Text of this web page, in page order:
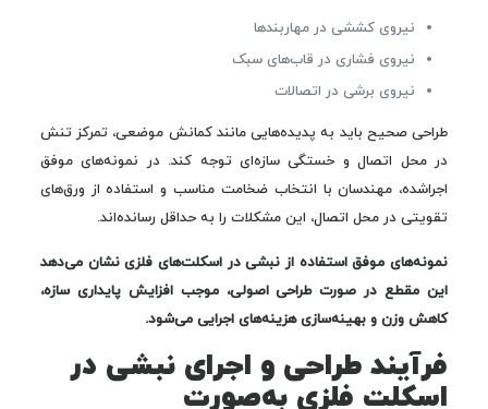
نیروی کششی در مهاربندها
نیروی فشاری در قاب‌های سبک
نیروی برشی در اتصالات
طراحی صحیح باید به پدیده‌هایی مانند کمانش موضعی، تمرکز تنش
در محل اتصال و خستگی سازه‌ای توجه کند. در نمونه‌های موفق
اجراشده، مهندسان با انتخاب ضخامت مناسب و استفاده از ورق‌های
تقویتی در محل اتصال، این مشکلات را به حداقل رسانده‌اند.
نمونه‌های موفق استفاده از نبشی در اسکلت‌های فلزی نشان می‌دهد
این مقطع در صورت طراحی اصولی، موجب افزایش پایداری سازه،
کاهش وزن و بهینه‌سازی هزینه‌های اجرایی می‌شود.
فرآیند طراحی و اجرای نبشی در
اسکلت فلزی به‌صورت